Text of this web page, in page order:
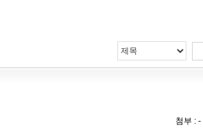
첨부 : -